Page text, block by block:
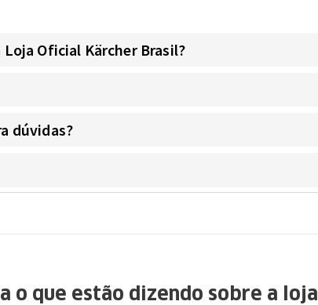
Oficial Kärcher Brasil?
dúvidas?
o que estão dizendo sobre a loja